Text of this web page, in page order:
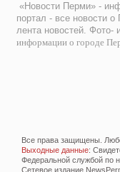
«Новости Перми» -
портал - все новости
лента новостей. Фото-
информации о городе
Все права защищены.
Выходные данные:
Федеральной службой по
Сетевое издание